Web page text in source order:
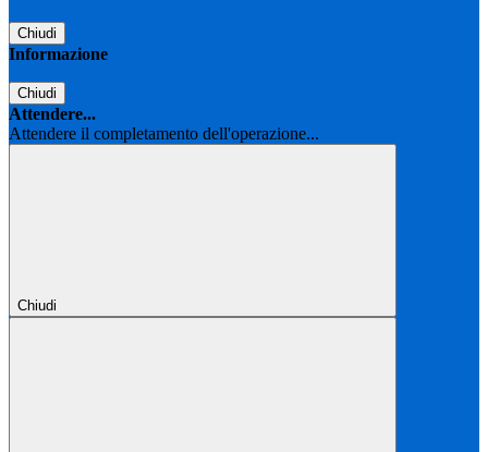
Chiudi
Informazione
Chiudi
Attendere...
Attendere il completamento dell'operazione...
Chiudi